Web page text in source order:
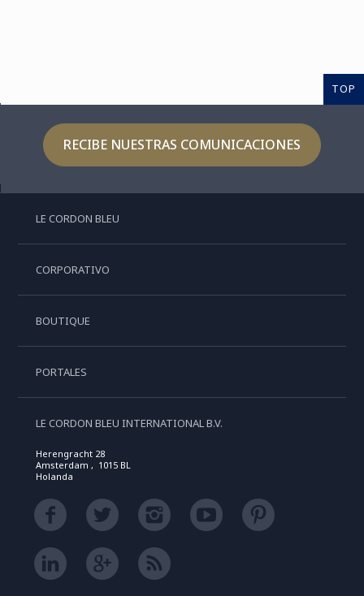
TOP
RECIBE NUESTRAS COMUNICACIONES
LE CORDON BLEU
CORPORATIVO
BOUTIQUE
PORTALES
LE CORDON BLEU INTERNATIONAL B.V.
Herengracht 28
Amsterdam , 1015 BL
Holanda